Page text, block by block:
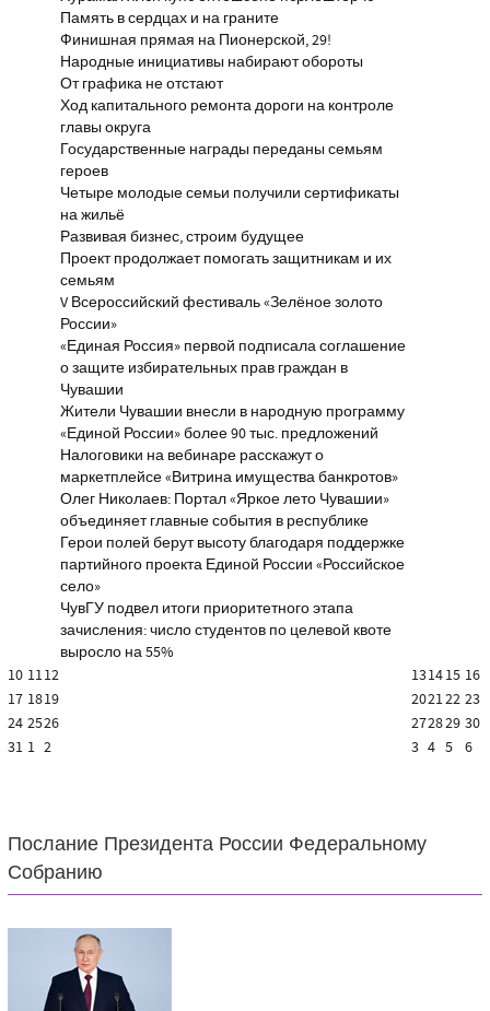
Память в сердцах и на граните
Финишная прямая на Пионерской, 29!
Народные инициативы набирают обороты
От графика не отстают
Ход капитального ремонта дороги на контроле
главы округа
Государственные награды переданы семьям
героев
Четыре молодые семьи получили сертификаты
на жильё
Развивая бизнес, строим будущее
Проект продолжает помогать защитникам и их
семьям
V Всероссийский фестиваль «Зелёное золото
России»
«Единая Россия» первой подписала соглашение
о защите избирательных прав граждан в
Чувашии
Жители Чувашии внесли в народную программу
«Единой России» более 90 тыс. предложений
Налоговики на вебинаре расскажут о
маркетплейсе «Витрина имущества банкротов»
Олег Николаев: Портал «Яркое лето Чувашии»
объединяет главные события в республике
Герои полей берут высоту благодаря поддержке
партийного проекта Единой России «Российское
село»
ЧувГУ подвел итоги приоритетного этапа
зачисления: число студентов по целевой квоте
выросло на 55%
10 1112 131415 16
17 1819 202122 23
24 2526 272829 30
31 1 2 3 4 5 6
Послание Президента России Федеральному
Собранию